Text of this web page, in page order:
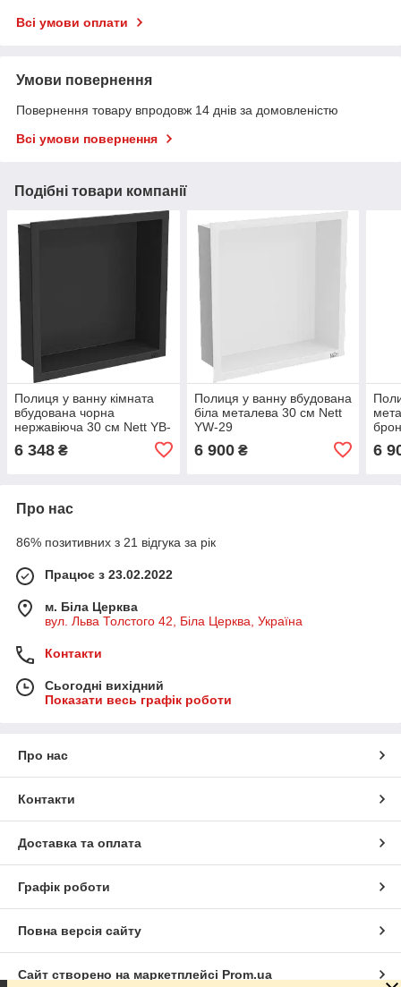
Всі умови оплати
Умови повернення
Повернення товару впродовж 14 днів за домовленістю
Всі умови повернення
Подібні товари компанії
Полиця у ванну кімната
вбудована чорна
нержавіюча 30 см Nett YB-
6 348 ₴
Полиця у ванну вбудована
біла металева 30 см Nett
YW-29
6 900₴ 6
Про нас
86% позитивних з 21 відгука за рік
Працює з 23.02.2022
м. Біла Церква
вул. Льва Толстого 42, Біла Церква, Україна
Контакти
Сьогодні вихідний
Показати весь графік роботи
Про нас
Контакти
Доставка та оплата
Графік роботи
Повна версія сайту
Сайт створено на маркетплейсі Prom.ua